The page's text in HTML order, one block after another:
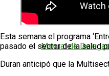
Documentación
Manual de
Esta semana el programa
pasado el sector de la salud
Duran anticipó que la